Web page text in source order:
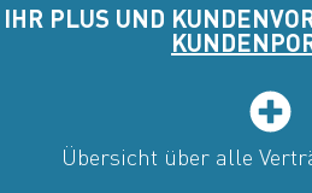
IHR PLUS UND
Übersicht über alle